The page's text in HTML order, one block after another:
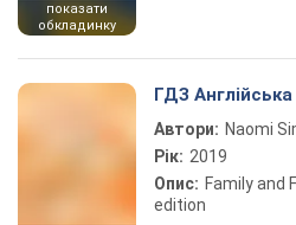
показати
обкладинку
ГДЗ
Автори: Naomi
Рік: 2019
Опис: Family and
edition